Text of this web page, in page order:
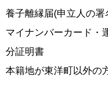
養子離縁届(申立人の
マイナンバーカード・
分証明書
本籍地が東洋町以外の